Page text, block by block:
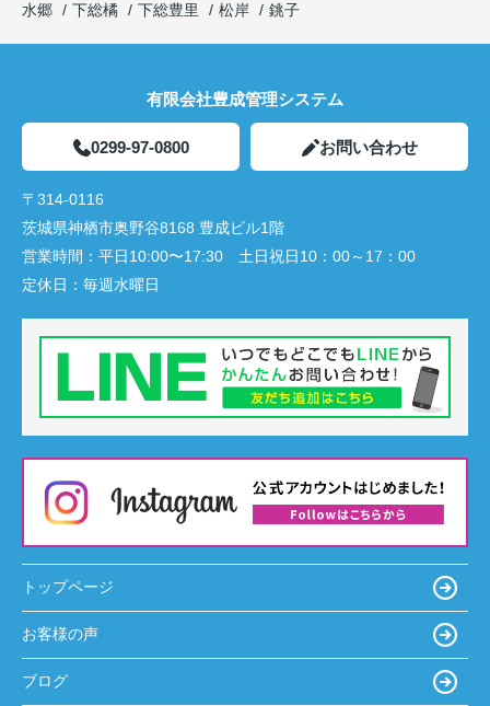
水郷
下総橘 下総豊里 松岸 銚子
有限会社豊成管理システム
0299-97-0800 お問い合わせ
〒314-0116
茨城県神栖市奥野谷8168 豊成ビル1階
営業時間： 平日10:00〜17:30 土日祝日10：00～17：00
定休日： 毎週水曜日
トップページ
お客様の声
ブログ